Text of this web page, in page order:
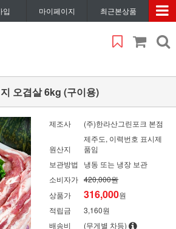
입 마이페이지 최근본상품
오겹살 6kg (구이용)
제조사 (주)한라산그린포크 본점
원산지
제주도, 이력번호 표시제
품임
보관방법
냉동 또는 냉장 보관
소비자가 420,000원
상품가
316,000원
적립금
3,160원
배송비
(무게별 차등)